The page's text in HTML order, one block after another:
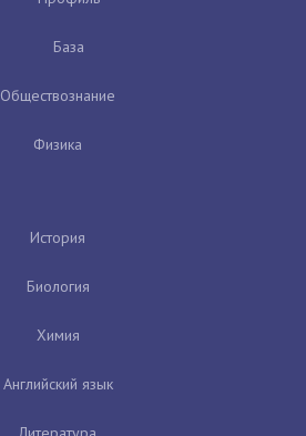
База
Обществознание
Физика
История
Биология
Химия
Английский язык